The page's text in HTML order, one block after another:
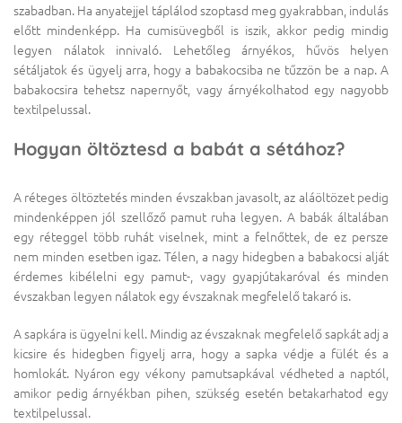
szabadban. Ha anyatejjel táplálod szoptasd meg gyakrabban, indulás
előtt mindenképp. Ha cumisüvegből is iszik, akkor pedig mindig
legyen nálatok innivaló. Lehetőleg árnyékos, hűvös helyen
sétáljatok és ügyelj arra, hogy a babakocsiba ne tűzzön be a nap. A
babakocsira tehetsz napernyőt, vagy árnyékolhatod egy nagyobb
textilpelussal.
Hogyan öltöztesd a babát a sétához?
A réteges öltöztetés minden évszakban javasolt, az aláöltözet pedig
mindenképpen jól szellőző pamut ruha legyen. A babák általában
egy réteggel több ruhát viselnek, mint a felnőttek, de ez persze
nem minden esetben igaz. Télen, a nagy hidegben a babakocsi alját
érdemes kibélelni egy pamut-, vagy gyapjútakaróval és minden
évszakban legyen nálatok egy évszaknak megfelelő takaró is.
A sapkára is ügyelni kell. Mindig az évszaknak megfelelő sapkát adj a
kicsire és hidegben figyelj arra, hogy a sapka védje a fülét és a
homlokát. Nyáron egy vékony pamutsapkával védheted a naptól,
amikor pedig árnyékban pihen, szükség esetén betakarhatod egy
textilpelussal.